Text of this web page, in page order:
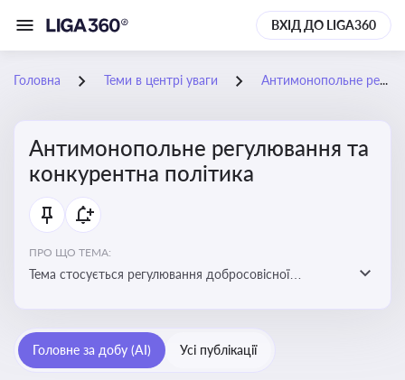
ВХІД ДО LIGA360
Головна Теми в центрі уваги Антимонопольне регулювання та конкурентна політика
Антимонопольне регулювання та
конкурентна політика
ПРО ЩО ТЕМА:
Тема стосується регулювання добросовісної
забезпечення рівних умов для суб’єктів
господарювання
Головне за добу (AI) Усі публікації